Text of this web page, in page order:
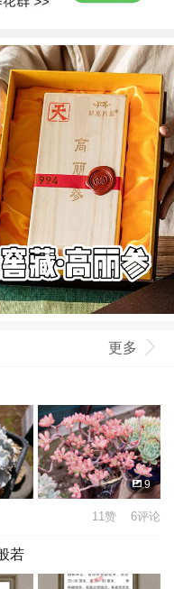
更多
9
11赞 6评论
若